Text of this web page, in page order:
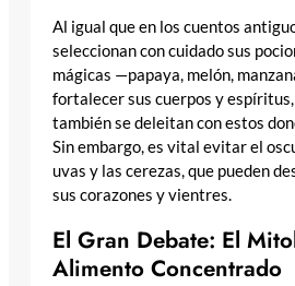
Al igual que en los cuentos
seleccionan con cuidado sus
mágicas —papaya, melón,
fortalecer sus cuerpos y
también se deleitan con estos
Sin embargo, es vital evitar el
uvas y las cerezas, que pueden
sus corazones y vientres.
El Gran Debate: El
Alimento Concentrado